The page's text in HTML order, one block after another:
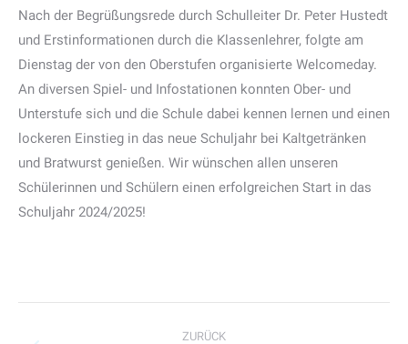
Nach der Begrüßungsrede durch Schulleiter Dr. Peter Hustedt
und Erstinformationen durch die Klassenlehrer, folgte am
Dienstag der von den Oberstufen organisierte Welcomeday.
An diversen Spiel- und Infostationen konnten Ober- und
Unterstufe sich und die Schule dabei kennen lernen und einen
lockeren Einstieg in das neue Schuljahr bei Kaltgetränken
und Bratwurst genießen. Wir wünschen allen unseren
Schülerinnen und Schülern einen erfolgreichen Start in das
Schuljahr 2024/2025!
Kommentarnavigation
ZURÜCK